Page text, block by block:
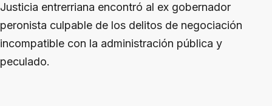
Justicia entrerriana encontró al ex gobernador
peronista culpable de los delitos de negociación
incompatible con la administración pública y
peculado.